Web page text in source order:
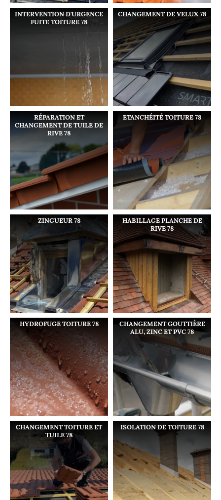
INTERVENTION D'URGENCE
FUITE TOITURE 78
CHANGEMENT DE VELUX 78
RÉPARATION ET
CHANGEMENT DE TUILE DE
RIVE 78
ETANCHÉITÉ TOITURE 78
ZINGUEUR 78
HABILLAGE PLANCHE DE
RIVE 78
HYDROFUGE TOITURE 78
CHANGEMENT GOUTTIÈRE
ALU, ZINC ET PVC 78
CHANGEMENT TOITURE ET
TUILE 78
ISOLATION DE TOITURE 78